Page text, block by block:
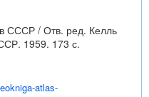
СССР / Отв. ред. Келль
1959. 173 с.
atlas-